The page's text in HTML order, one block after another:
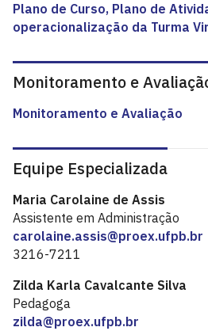
Plano de Curso, Plano de
operacionalização da Turma
Monitoramento e
Monitoramento e Avaliação
Equipe Especializada
Maria Carolaine de Assis
Assistente em Administração
carolaine.assis@proex.ufpb.br
3216-7211
Zilda Karla Cavalcante Silva
Pedagoga
zilda@proex.ufpb.br